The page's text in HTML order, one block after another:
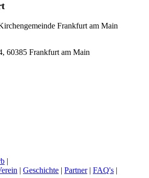
Frankfurt am Main
60385 Frankfurt am Main
|
| Geschichte | Partner| FAQ's |